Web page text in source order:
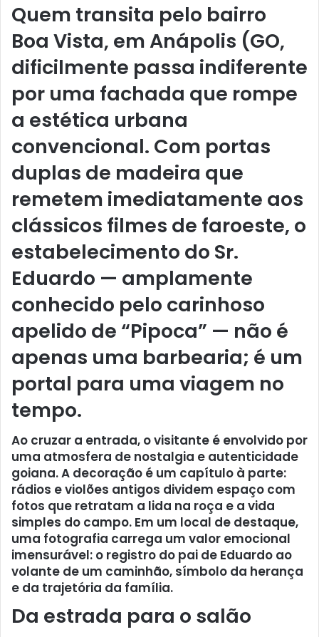
Quem transita pelo bairro
Boa Vista, em Anápolis (GO,
dificilmente passa indiferente
por uma fachada que rompe
a estética urbana
convencional. Com portas
duplas de madeira que
remetem imediatamente aos
clássicos filmes de faroeste, o
estabelecimento do Sr.
Eduardo — amplamente
conhecido pelo carinhoso
apelido de “Pipoca” — não é
apenas uma barbearia; é um
portal para uma viagem no
tempo.
Ao cruzar a entrada, o visitante é envolvido por
uma atmosfera de nostalgia e autenticidade
goiana. A decoração é um capítulo à parte:
rádios e violões antigos dividem espaço com
fotos que retratam a lida na roça e a vida
simples do campo. Em um local de destaque,
uma fotografia carrega um valor emocional
imensurável: o registro do pai de Eduardo ao
volante de um caminhão, símbolo da herança
e da trajetória da família.
Da estrada para o salão